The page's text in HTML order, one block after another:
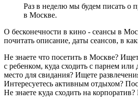
Раз в неделю мы будем писать о
в Москве.
О бесконечности в кино - сеансы в
почитать описание, даты сеансов, в
Не знаете что посетить в Москве?
с ребенком, куда сходить с парнем
место для свидания? Ищете
Интересуетесь активным отдыхом?
Не знаете куда сходить на